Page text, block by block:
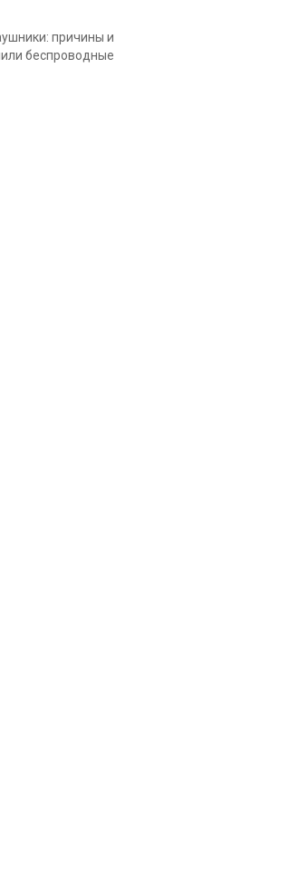
причины и
беспроводные